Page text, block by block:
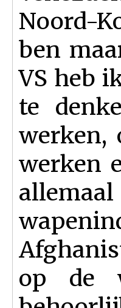
Noord-
ben
VS heb
te
werken,
werken
op de